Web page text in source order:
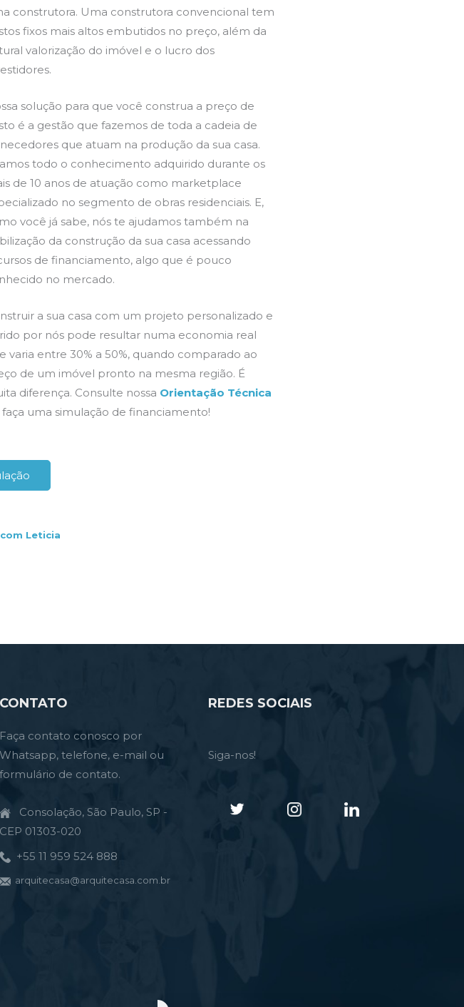
construtora. Uma construtora convencional tem
fixos mais altos embutidos no preço, além da
valorização do imóvel e o lucro dos
solução para que você construa a preço de
é a gestão que fazemos de toda a cadeia de
que atuam na produção da sua casa.
todo o conhecimento adquirido durante os
de 10 anos de atuação como marketplace
no segmento de obras residenciais. E,
você já sabe, nós te ajudamos também na
da construção da sua casa acessando
de financiamento, algo que é pouco
no mercado.
a sua casa com um projeto personalizado e
por nós pode resultar numa economia real
varia entre 30% a 50%, quando comparado ao
de um imóvel pronto na mesma região. É
diferença. Consulte nossa Orientação Técnica
faça uma simulação de financiamento!
Leticia
CONTATO
Faça contato conosco por
Whatsapp, telefone, e-mail ou
formulário de contato.
Consolação, São Paulo, SP -
CEP 01303-020
+55 11 959 524 888
arquitecasa@arquitecasa.com.br
REDES SOCIAIS
Siga-nos!